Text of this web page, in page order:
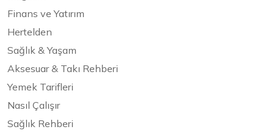
Finans ve Yatırım
Hertelden
Sağlık & Yaşam
Aksesuar & Takı Rehberi
Yemek Tarifleri
Nasıl Çalışır
Sağlık Rehberi